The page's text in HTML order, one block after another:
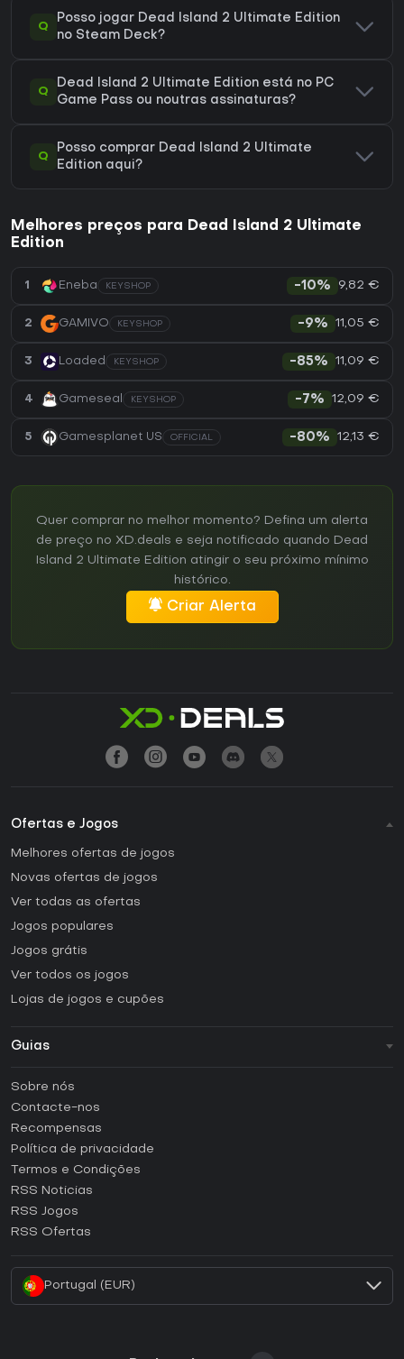
Q
Posso jogar Dead Island 2 Ultimate Edition
no Steam Deck?
Q
Dead Island 2 Ultimate Edition está no PC
Game Pass ou noutras assinaturas?
Q
Posso comprar Dead Island 2 Ultimate
Edition aqui?
Melhores preços para Dead Island 2 Ultimate
Edition
1 Eneba KEYSHOP -10% 9,82 €
2 GAMIVO KEYSHOP -9% 11,05 €
3 Loaded KEYSHOP -85% 11,09 €
4 Gameseal KEYSHOP -7% 12,09 €
5 Gamesplanet US OFFICIAL -80% 12,13 €
Quer comprar no melhor momento? Defina um alerta
de preço no XD.deals e seja notificado quando Dead
Island 2 Ultimate Edition atingir o seu próximo mínimo
histórico.
Criar Alerta
Ofertas e Jogos
Melhores ofertas de jogos
Novas ofertas de jogos
Ver todas as ofertas
Jogos populares
Jogos grátis
Ver todos os jogos
Lojas de jogos e cupões
Guias
Como ativar uma CD Key Steam?
Como ativar uma CD Key Epic Games?
Como ativar uma CD Key GOG?
Como ativar uma CD Key Ubisoft Connect?
Como ativar uma CD Key EA App?
Sobre nós
Contacte-nos
Recompensas
Política de privacidade
Termos e Condições
RSS Noticias
RSS Jogos
RSS Ofertas
Portugal (EUR)